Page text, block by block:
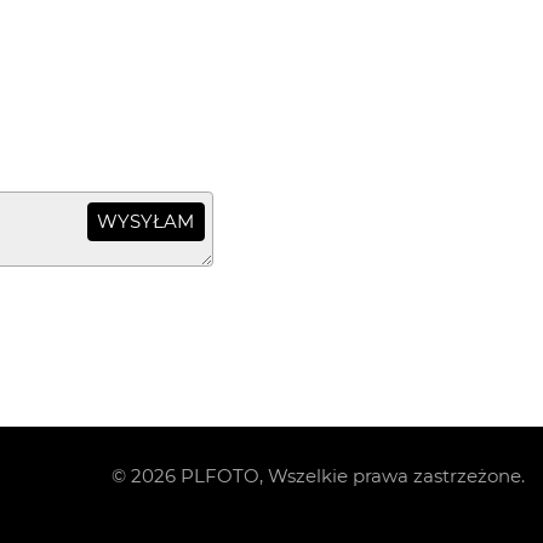
WYSYŁAM
© 2026 PLFOTO, Wszelkie prawa zastrzeżone.